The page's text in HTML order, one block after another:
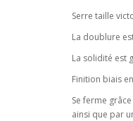
Serre taille
La doublure
La solidité est
Finition biais
Se ferme
ainsi que par